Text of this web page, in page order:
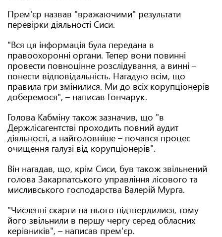
Прем'єр назвав "вражаючими" результати
перевірки діяльності Сиси.
"Вся ця інформація була передана в
правоохоронні органи. Тепер вони повинні
провести повноцінне розслідування, а винні –
понести відповідальність. Нагадую всім, що
правила гри змінилися. Ми до всіх корупціонерів
доберемося", – написав Гончарук.
Голова Кабміну також зазначив, що "в
Держлісагентстві проходить повний аудит
діяльності, а найголовніше – почався процес
очищення галузі від корупціонерів".
Він нагадав, що, крім Сиси, був також звільнений
голова Закарпатського управління лісового та
мисливського господарства Валерій Мурга.
"Численні скарги на нього підтвердилися, тому
його звільнили в першу чергу серед обласних
керівників", – написав прем'єр.